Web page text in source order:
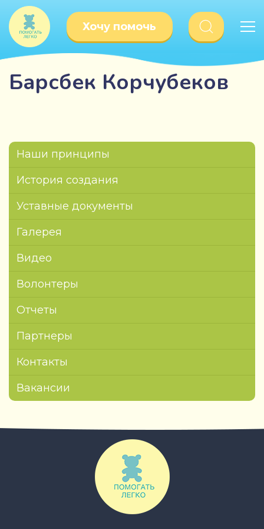
Хочу помочь
Барсбек Корчубеков
Наши принципы
История создания
Уставные документы
Галерея
Видео
Волонтеры
Отчеты
Партнеры
Контакты
Вакансии